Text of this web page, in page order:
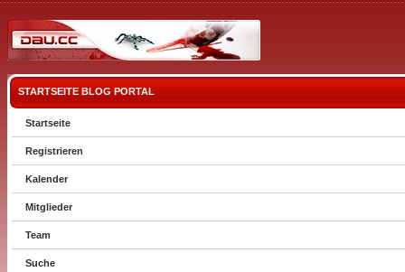
STARTSEITE BLOG PORTAL
Startseite
Registrieren
Kalender
Mitglieder
Team
Suche